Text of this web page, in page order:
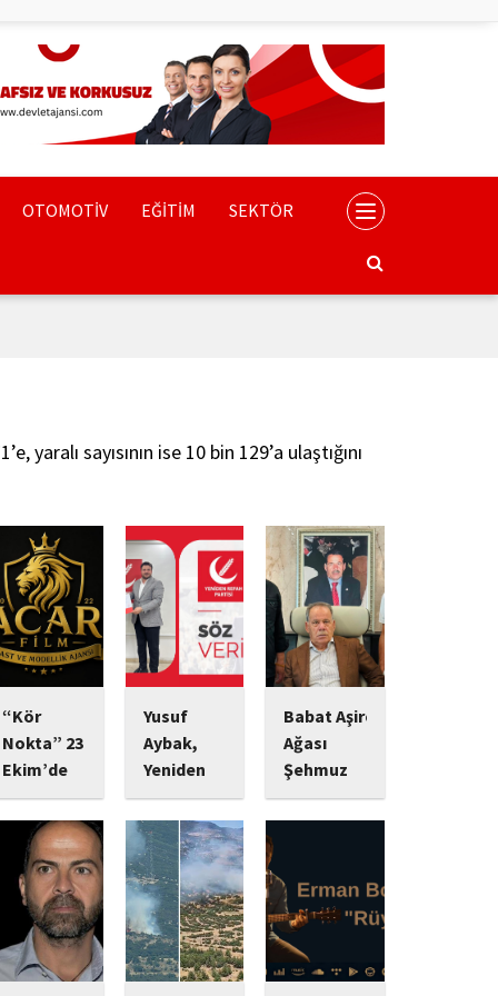
OTOMOTİV EĞİTİM SEKTÖR
yaralı sayısının ise 10 bin 129’a ulaştığını
“Kör
Nokta” 23
Ekim’de
Vizyonda:
Psikolojik
Gerilim
Tutkunlarını
Bekleyen
Yeni Yapım
Başrolünde
Mert
Yusuf
Aybak,
Yeniden
Refah
Partisi
Sultangazi
Gençlik
Kolları
Başkanlığı
Görevine
Başladı
Babat Aşiret
Ağası
Şehmuz
Babat,
Devletine
Yatırımlarıyla
Dikkat
Çekiyor
Ekonomik
yatırımlarını